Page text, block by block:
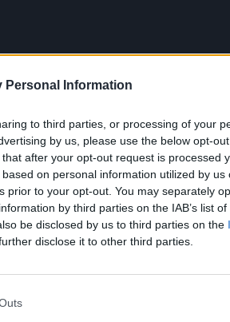
Personal Information
to third parties, or processing of your
by us, please use the below opt-
after your opt-out request is processed
on personal information utilized by us
prior to your opt-out. You may separately
by third parties on the IAB’s list
be disclosed by us to third parties on the
disclose it to other third parties.